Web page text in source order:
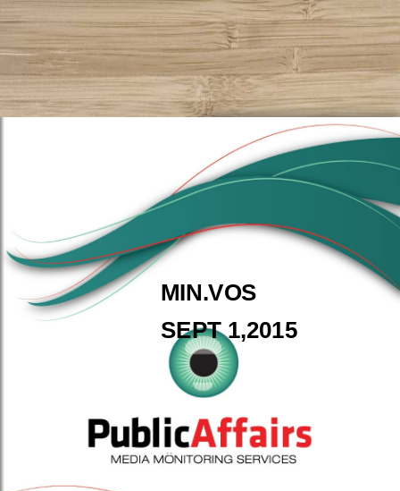
MIN.VOS
SEPT 1,2015